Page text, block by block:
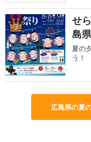
3
せ
島
夏の
う！
広島県の夏